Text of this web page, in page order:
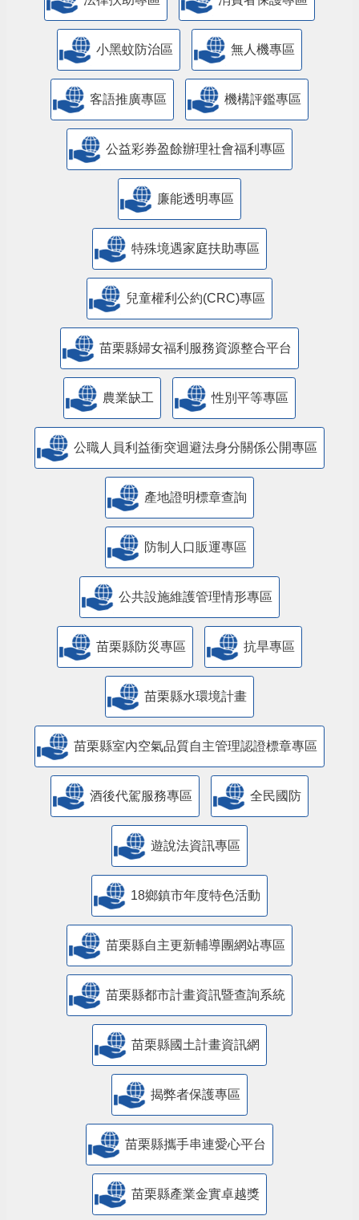
小黑蚊防治區 無人機專區
客語推廣專區 機構評鑑專區
公益彩券盈餘辦理社會福利專區
廉能透明專區
特殊境遇家庭扶助專區
兒童權利公約(CRC)專區
苗栗縣婦女福利服務資源整合平台
農業缺工 性別平等專區
公職人員利益衝突迴避法身分關係公開專區
產地證明標章查詢
防制人口販運專區
​公共設施維護管理情形專區
苗栗縣防災專區 抗旱專區
苗栗縣水環境計畫
苗栗縣室內空氣品質自主管理認證標章專區
酒後代駕服務專區 全民國防
遊說法資訊專區
18鄉鎮市年度特色活動
苗栗縣自主更新輔導團網站專區
苗栗縣都市計畫資訊暨查詢系統
苗栗縣國土計畫資訊網
揭弊者保護專區
苗栗縣攜手串連愛心平台
苗栗縣產業金實卓越獎